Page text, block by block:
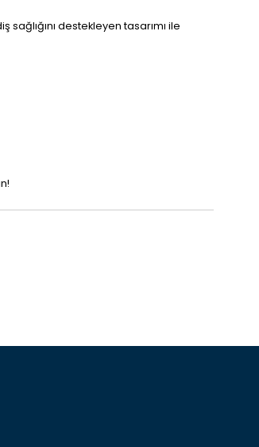
sağlığını destekleyen tasarımı ile